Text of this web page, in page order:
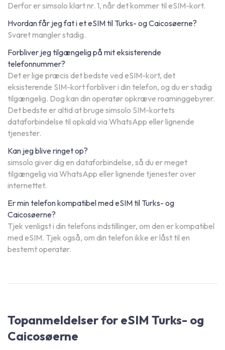
Derfor er simsolo klart nr. 1, når det kommer til eSIM-kort.
Hvordan får jeg fat i et eSIM til Turks- og Caicosøerne?
Svaret mangler stadig.
Forbliver jeg tilgængelig på mit eksisterende
telefonnummer?
Det er lige præcis det bedste ved eSIM-kort, det
eksisterende SIM-kort forbliver i din telefon, og du er stadig
tilgængelig. Dog kan din operatør opkræve roaminggebyrer.
Det bedste er altid at bruge simsolo SIM-kortets
dataforbindelse til opkald via WhatsApp eller lignende
tjenester.
Kan jeg blive ringet op?
simsolo giver dig en dataforbindelse, så du er meget
tilgængelig via WhatsApp eller lignende tjenester over
internettet.
Er min telefon kompatibel med eSIM til Turks- og
Caicosøerne?
Tjek venligst i din telefons indstillinger, om den er kompatibel
med eSIM. Tjek også, om din telefon ikke er låst til en
bestemt operatør.
Topanmeldelser for eSIM Turks- og
Caicosøerne